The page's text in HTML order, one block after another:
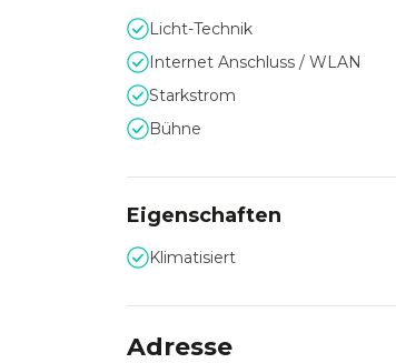
Licht-Technik
Internet Anschluss / WLAN
Starkstrom
Bühne
Eigenschaften
Klimatisiert
Adresse